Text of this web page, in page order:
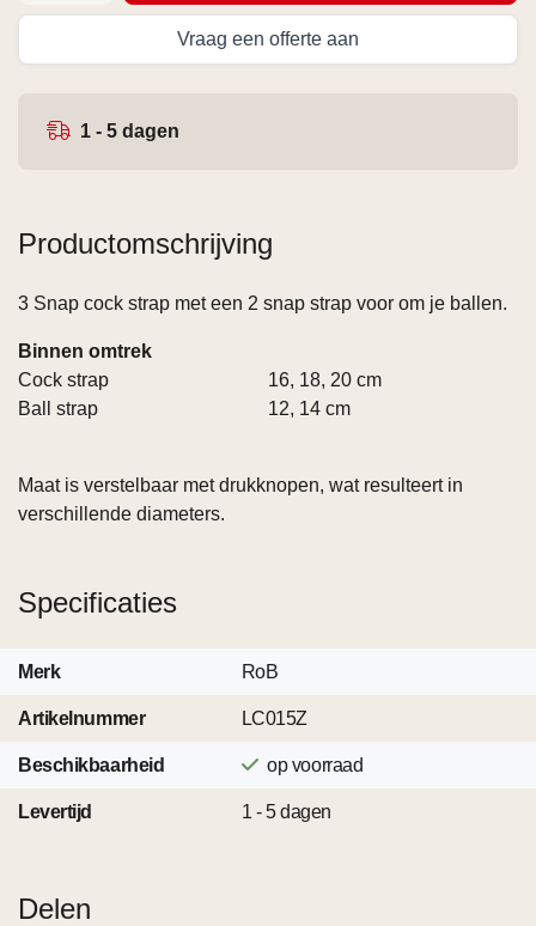
Vraag een offerte aan
1 - 5 dagen
Productomschrijving
3 Snap cock strap met een 2 snap strap voor om je ballen.
Binnen omtrek
Cock strap
16, 18, 20 cm
Ball strap
12, 14 cm
Maat is verstelbaar met drukknopen, wat resulteert in
verschillende diameters.
Specificaties
Merk RoB
Artikelnummer LC015Z
Beschikbaarheid op voorraad
Levertijd 1 - 5 dagen
Delen